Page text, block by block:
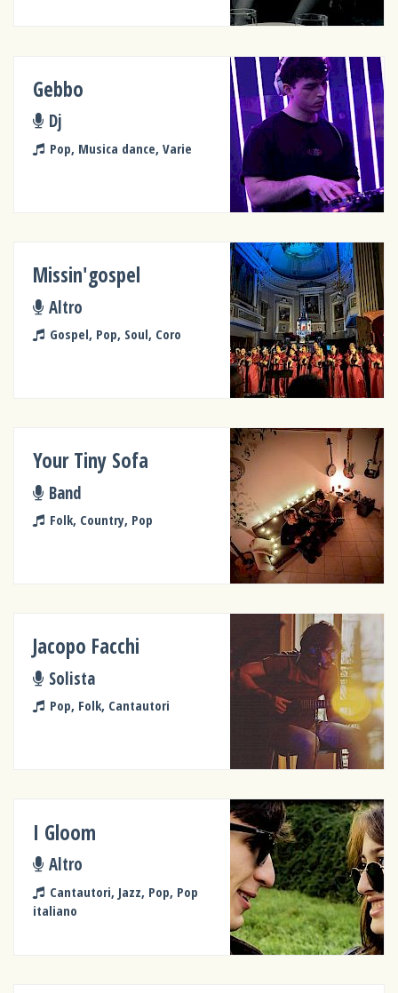
Gebbo
Dj
Pop, Musica dance, Varie
Missin'gospel
Altro
Gospel, Pop, Soul, Coro
Your Tiny Sofa
Band
Folk, Country, Pop
Jacopo Facchi
Solista
Pop, Folk, Cantautori
I Gloom
Altro
Cantautori, Jazz, Pop, Pop
italiano